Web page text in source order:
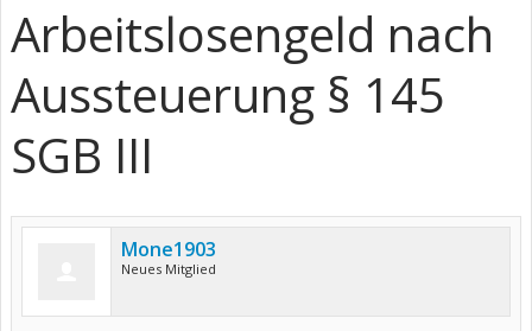
Arbeitslosengeld nach
Aussteuerung § 145
SGB III
Mone1903
Neues Mitglied